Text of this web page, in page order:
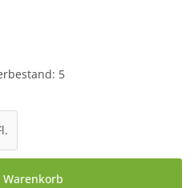
5
den gewünschten
Warenkorb